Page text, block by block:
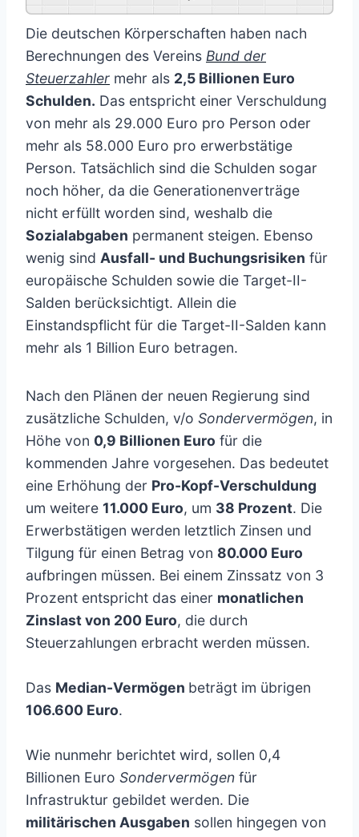
Die deutschen Körperschaften haben nach
Berechnungen des Vereins Bund der
Steuerzahler mehr als 2,5 Billionen Euro
Schulden. Das entspricht einer Verschuldung
von mehr als 29.000 Euro pro Person oder
mehr als 58.000 Euro pro erwerbstätige
Person. Tatsächlich sind die Schulden sogar
noch höher, da die Generationenverträge
nicht erfüllt worden sind, weshalb die
Sozialabgaben permanent steigen. Ebenso
wenig sind Ausfall- und Buchungsrisiken für
europäische Schulden sowie die Target-II-
Salden berücksichtigt. Allein die
Einstandspflicht für die Target-II-Salden kann
mehr als 1 Billion Euro betragen.
Nach den Plänen der neuen Regierung sind
zusätzliche Schulden, v/o Sondervermögen, in
Höhe von 0,9 Billionen Euro für die
kommenden Jahre vorgesehen. Das bedeutet
eine Erhöhung der Pro-Kopf-Verschuldung
um weitere 11.000 Euro, um 38 Prozent. Die
Erwerbstätigen werden letztlich Zinsen und
Tilgung für einen Betrag von 80.000 Euro
aufbringen müssen. Bei einem Zinssatz von 3
Prozent entspricht das einer monatlichen
Zinslast von 200 Euro, die durch
Steuerzahlungen erbracht werden müssen.
Das Median-Vermögen beträgt im übrigen
106.600 Euro.
Wie nunmehr berichtet wird, sollen 0,4
Billionen Euro Sondervermögen für
Infrastruktur gebildet werden. Die
militärischen Ausgaben sollen hingegen von